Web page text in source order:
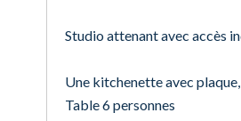
Studio attenant avec accès
Une kitchenette avec
Table 6 personnes